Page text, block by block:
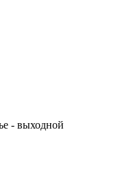
- выходной